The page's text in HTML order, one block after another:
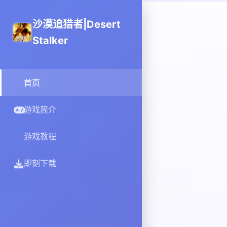
沙漠追猎者|Desert
Stalker
首页
游戏简介
游戏教程
即刻下载